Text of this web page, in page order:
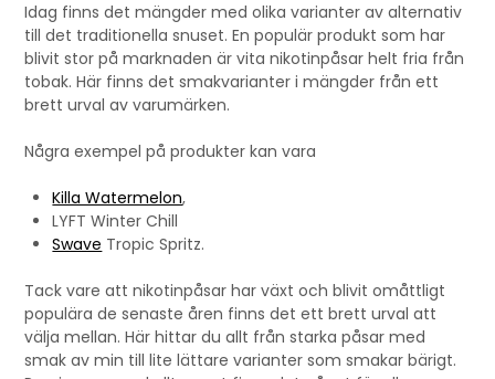
Idag finns det mängder med olika varianter av alternativ
till det traditionella snuset. En populär produkt som har
blivit stor på marknaden är vita nikotinpåsar helt fria från
tobak. Här finns det smakvarianter i mängder från ett
brett urval av varumärken.
Några exempel på produkter kan vara
Killa Watermelon,
LYFT Winter Chill
Swave Tropic Spritz.
Tack vare att nikotinpåsar har växt och blivit omåttligt
populära de senaste åren finns det ett brett urval att
välja mellan. Här hittar du allt från starka påsar med
smak av min till lite lättare varianter som smakar bärigt.